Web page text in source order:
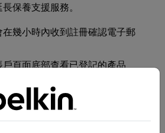
保養支援服務。
在幾小時內收到註冊確認電子郵
頁面底部查看已登記的產品
期內更換產品嗎？